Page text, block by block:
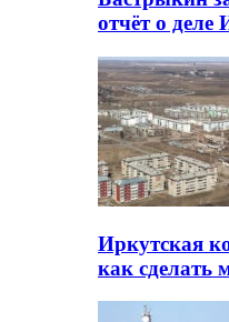
отчёт о
Иркутская
как сделать